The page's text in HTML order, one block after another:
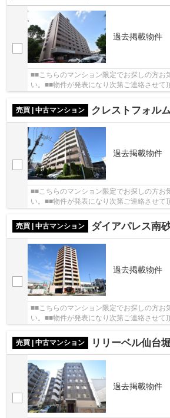
過去掲載物件
■■こちらのマンション限定でお探しの方お
い。■■物件が発表になり次第ご連絡させて
売買 | 中古マンション クレストフォルム亀戸
過去掲載物件
■■こちらのマンション限定でお探しの方お
い。■■物件が発表になり次第ご連絡させて
売買 | 中古マンション ダイアパレス南砂町
過去掲載物件
■■こちらのマンション限定でお探しの方お
い。■■物件が発表になり次第ご連絡させて
売買 | 中古マンション リリーベル仙台
過去掲載物件